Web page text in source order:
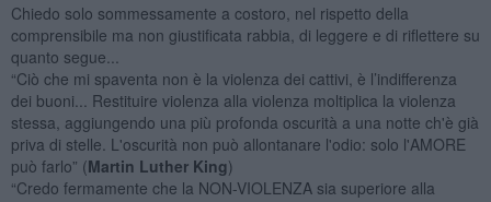
Chiedo solo sommessamente a costoro, nel rispetto della
comprensibile ma non giustificata rabbia, di leggere e di riflettere su
quanto segue...
“Ciò che mi spaventa non è la violenza dei cattivi, è l’indifferenza
dei buoni... Restituire violenza alla violenza moltiplica la violenza
stessa, aggiungendo una più profonda oscurità a una notte ch'è già
priva di stelle. L'oscurità non può allontanare l'odio: solo l'AMORE
può farlo” (Martin Luther King)
“Credo fermamente che la NON-VIOLENZA sia superiore alla